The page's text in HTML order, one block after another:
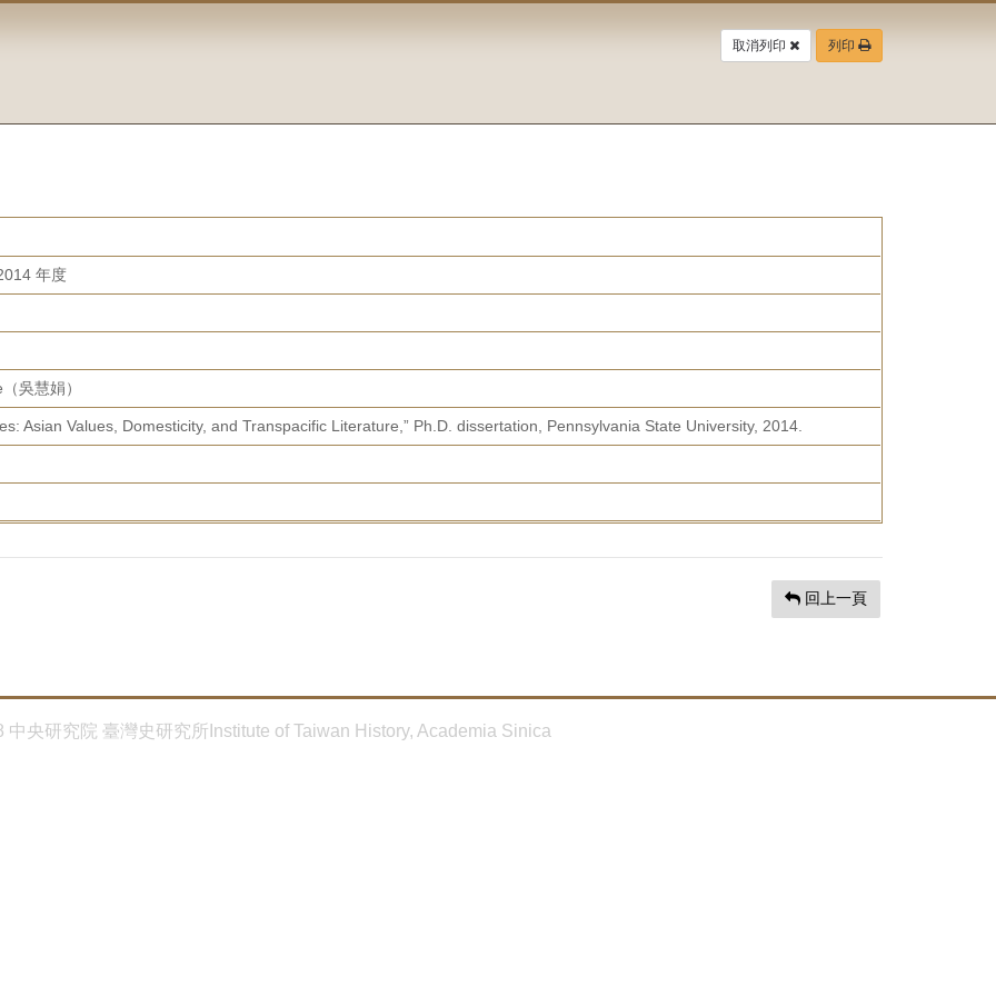
取消列印 列印
年度
吳慧娟）
Asian Values, Domesticity, and Transpacific Literature,” Ph.D. dissertation, Pennsylvania State University, 2014.
回上一頁
中央研究院 臺灣史研究所Institute of Taiwan History, Academia Sinica